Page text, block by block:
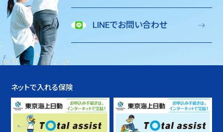
LINEでお問い合わせ
ネットで入れる保険